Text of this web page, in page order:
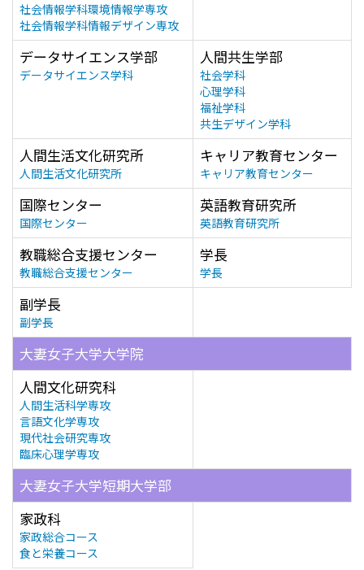
社会情報学科環境情報学専攻
社会情報学科情報デザイン専攻
データサイエンス学部
データサイエンス学科
人間共生学部
社会学科
心理学科
福祉学科
共生デザイン学科
人間生活文化研究所
人間生活文化研究所
キャリア教育センター
キャリア教育センター
国際センター
国際センター
英語教育研究所
英語教育研究所
教職総合支援センター
教職総合支援センター
学長
学長
副学長
副学長
大妻女子大学大学院
人間文化研究科
人間生活科学専攻
言語文化学専攻
現代社会研究専攻
臨床心理学専攻
大妻女子大学短期大学部
家政科
家政総合コース
食と栄養コース